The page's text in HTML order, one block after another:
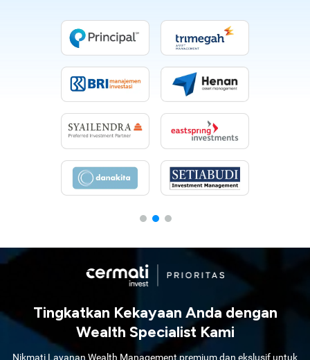
Tingkatkan Kekayaan Anda dengan
Wealth Specialist Kami
Nikmati Layanan Wealth Management premium dan ekslusif untuk